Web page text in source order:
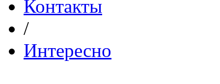
Контакты
/
Интересно